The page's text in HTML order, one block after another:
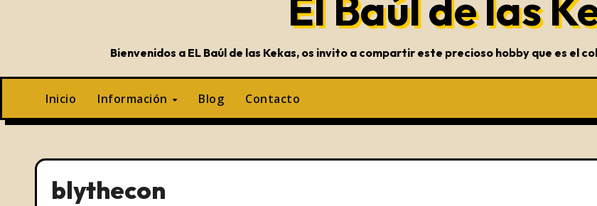
Bienvenidos a EL Baúl de las Kekas, os invito a compartir este precioso hobby que es el
Inicio Información Blog Contacto
blythecon